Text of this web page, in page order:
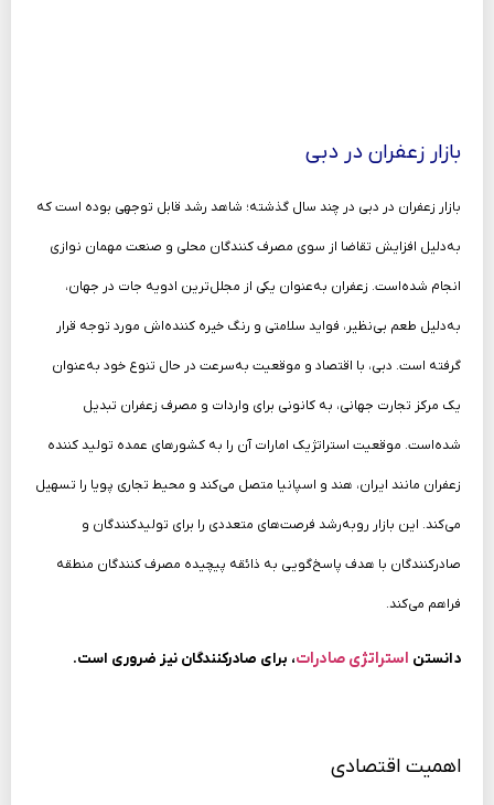
بازار زعفران در دبی
بازار زعفران در دبی در چند سال گذشته؛ شاهد رشد قابل توجهی بوده است که
به‌دلیل افزایش تقاضا از سوی مصرف کنندگان محلی و صنعت مهمان نوازی
انجام شده‌است. زعفران به‌عنوان یکی از مجلل‌ترین ادویه جات در جهان،
به‌دلیل طعم بی‌نظیر، فواید سلامتی و رنگ خیره کننده‌اش مورد توجه قرار
گرفته است. دبی، با اقتصاد و موقعیت به‌سرعت در حال تنوع خود به‌عنوان
یک مرکز تجارت جهانی، به کانونی برای واردات و مصرف زعفران تبدیل
شده‌است. موقعیت استراتژیک امارات آن را به کشورهای عمده تولید کننده
زعفران مانند ایران، هند و اسپانیا متصل می‌کند و محیط تجاری پویا را تسهیل
می‌کند. این بازار روبه‌رشد فرصت‌های متعددی را برای تولیدکنندگان و
صادرکنندگان با هدف پاسخ‌گویی به ذائقه پیچیده مصرف کنندگان منطقه
فراهم می‌کند.
دانستن استراتژی صادرات، برای صادرکنندگان نیز ضروری است.
اهمیت اقتصادی